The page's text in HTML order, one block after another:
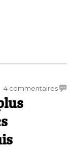
4 commentairessur